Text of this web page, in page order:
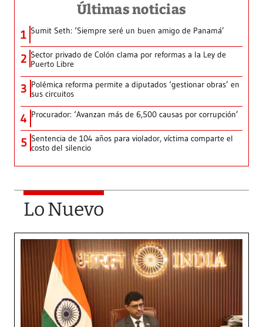
Últimas noticias
1 Sumit Seth: ‘Siempre seré un buen amigo de Panamá’
2 Sector privado de Colón clama por reformas a la Ley de
Puerto Libre
3 Polémica reforma permite a diputados ‘gestionar obras’ en
sus circuitos
4 Procurador: ‘Avanzan más de 6,500 causas por corrupción’
5 Sentencia de 104 años para violador, víctima comparte el
costo del silencio
Lo Nuevo